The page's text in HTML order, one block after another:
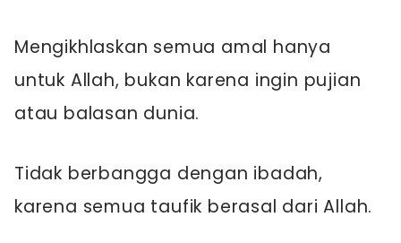
Mengikhlaskan semua amal hanya
untuk Allah, bukan karena ingin pujian
atau balasan dunia.
Tidak berbangga dengan ibadah,
karena semua taufik berasal dari Allah.